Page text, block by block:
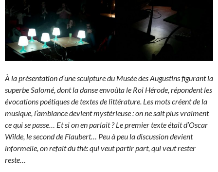
À la présentation d’une sculpture du Musée des Augustins figurant la
superbe Salomé, dont la danse envoûta le Roi Hérode, répondent les
évocations poétiques de textes de littérature. Les mots créent de la
musique, l’ambiance devient mystérieuse : on ne sait plus vraiment
ce qui se passe… Et si on en parlait ? Le premier texte était d’Oscar
Wilde, le second de Flaubert… Peu à peu la discussion devient
informelle, on refait du thé: qui veut partir part, qui veut rester
reste…